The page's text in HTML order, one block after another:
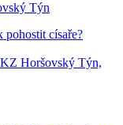
Týn
pohostit císaře?
Horšovský Týn,